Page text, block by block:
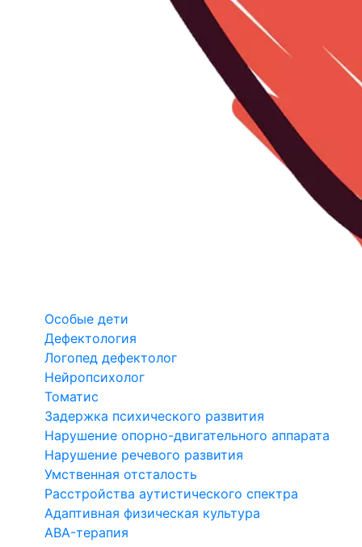
Особые дети
Дефектология
Логопед дефектолог
Нейропсихолог
Томатис
Задержка психического развития
Нарушение опорно-двигательного аппарата
Нарушение речевого развития
Умственная отсталость
Расстройства аутистического спектра
Адаптивная физическая культура
ABA-терапия